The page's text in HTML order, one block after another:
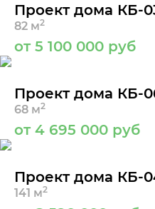
Проект дома КБ-
82 м2
от 5 100 000 руб
Проект дома КБ-
68 м2
от 4 695 000 руб
Проект дома КБ-
141 м2